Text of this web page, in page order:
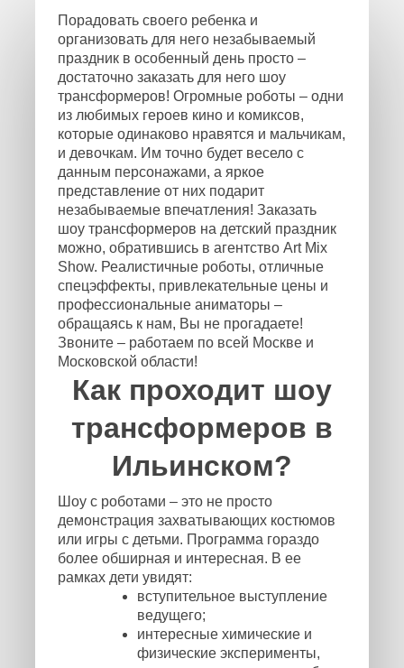
Порадовать своего ребенка и
организовать для него незабываемый
праздник в особенный день просто –
достаточно заказать для него шоу
трансформеров! Огромные роботы – одни
из любимых героев кино и комиксов,
которые одинаково нравятся и мальчикам,
и девочкам. Им точно будет весело с
данным персонажами, а яркое
представление от них подарит
незабываемые впечатления! Заказать
шоу трансформеров на детский праздник
можно, обратившись в агентство Art Mix
Show. Реалистичные роботы, отличные
спецэффекты, привлекательные цены и
профессиональные аниматоры –
обращаясь к нам, Вы не прогадаете!
Звоните – работаем по всей Москве и
Московской области!
Как проходит шоу
трансформеров в
Ильинском?
Шоу с роботами – это не просто
демонстрация захватывающих костюмов
или игры с детьми. Программа гораздо
более обширная и интересная. В ее
рамках дети увидят:
вступительное выступление
ведущего;
интересные химические и
физические эксперименты,